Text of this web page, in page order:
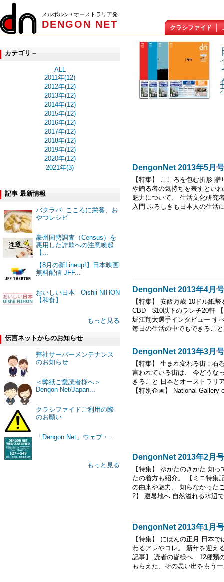
メルボルン / オーストラリア発
DENGON NET クラシファイド
カテゴリ－
ALL
2011年(12)
2012年(12)
2013年(12)
2014年(12)
2015年(12)
2016年(12)
2017年(12)
2018年(12)
2019年(12)
2020年(12)
2021年(3)
記事 最新情報
バクラバ: こころに栄養、お
やつレシピ
豪州国勢調査（Census）を
悪用した詐欺への注意喚起
【...
【8月の新Lineup!】日本映画
無料配信 JFF...
おいしい日本 - Oishii NIHON
【和食】
もっと見る
伝言ネットからのお知らせ
弊社サーバーメンテナンス
のお知らせ
＜弊紙ご愛読者様へ＞
Dengon Net/Japan...
クラシファイドご利用の際
のお願い
「Dengon Net」ウェブ・...
もっと見る
DengonNet 2013年5月
【特集】 こころを包む折形
や贈る者の気持ちを表すとい
魅力について、 生活文化研究
入門 ふろしきも日本人の生活
DengonNet 2013年4月
【特集】 安飯万歳 10ドル紙
CBD $10以下のランチ20軒
堀江翔太選手インタビュー す
毎日の生活の中でもできるこ
DengonNet 2013年3月
【特集】 生まれ変わる街：
言われている街は、 今どうな
きること 日本とオーストラリ
【特別企画】 National Gallery
DengonNet 2013年2月
【特集】 ゆかたのきかた 知
たの着方も紹介。 【ミニ特集
の由来や魅力、 知らなかった
2】 避暑地へ 自然溢れる水辺
DengonNet 2013年1月
【特集】 にほんの正月 日本
わるアレやコレ。 新年を迎え
記事】 読者の皆様へ 12種類
もらえた、その思い出をもう